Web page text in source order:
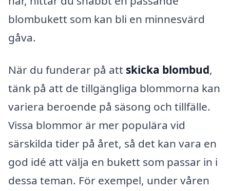
blombukett som kan bli en minnesvärd
gåva.
När du funderar på att skicka blombud,
tänk på att de tillgängliga blommorna kan
variera beroende på säsong och tillfälle.
Vissa blommor är mer populära vid
särskilda tider på året, så det kan vara en
god idé att välja en bukett som passar in i
dessa teman. För exempel, under våren